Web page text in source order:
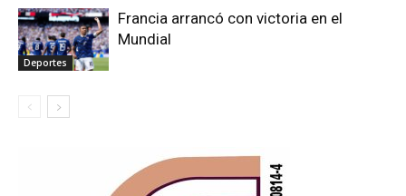
Deportes
Francia arrancó con victoria en el
Mundial